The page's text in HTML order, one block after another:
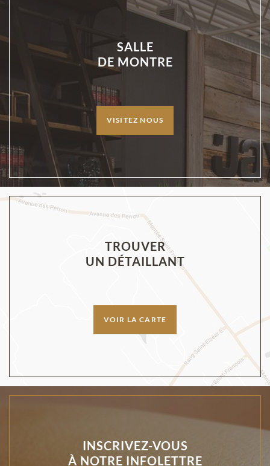
SALLE
DE MONTRE
VISITEZ NOUS
TROUVER
UN DÉTAILLANT
VOIR LA CARTE
INSCRIVEZ-VOUS
À NOTRE INFOLETTRE